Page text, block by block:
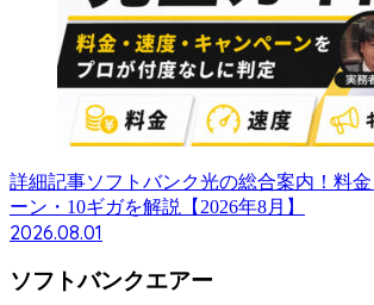
詳細記事ソフトバンク光の総合案内！料
ーン・10ギガを解説【2026年8月】
2026.08.01
ソフトバンクエアー